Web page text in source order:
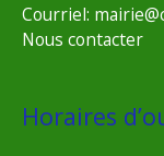
Courriel:
Nous contacter
Horaires